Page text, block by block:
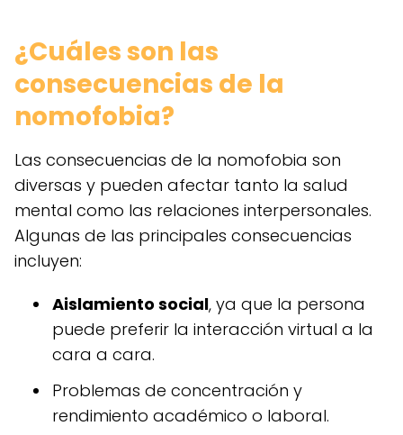
¿Cuáles son las
consecuencias de la
nomofobia?
Las consecuencias de la nomofobia son
diversas y pueden afectar tanto la salud
mental como las relaciones interpersonales.
Algunas de las principales consecuencias
incluyen:
Aislamiento social, ya que la persona
puede preferir la interacción virtual a la
cara a cara.
Problemas de concentración y
rendimiento académico o laboral.